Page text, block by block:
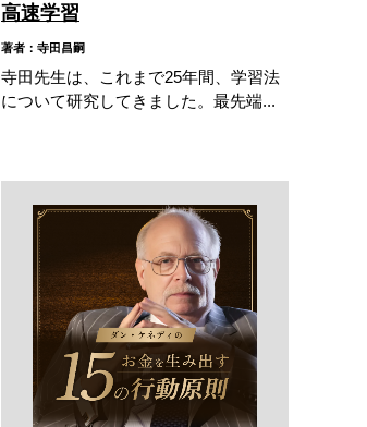
高速学習
著者：寺田昌嗣
寺田先生は、これまで25年間、学習法
について研究してきました。最先端...